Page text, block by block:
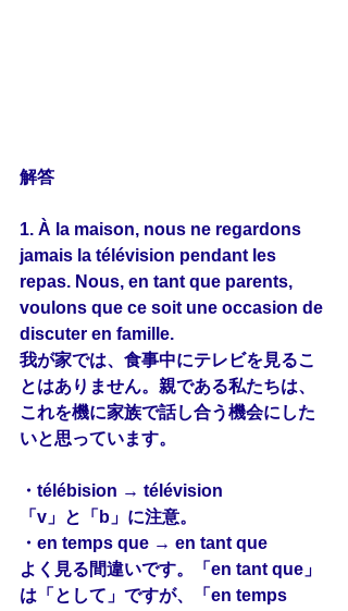
解答
1. À la maison, nous ne regardons
jamais la télévision pendant les
repas. Nous, en tant que parents,
voulons que ce soit une occasion de
discuter en famille.
我が家では、食事中にテレビを見るこ
とはありません。親である私たちは、
これを機に家族で話し合う機会にした
いと思っています。
・télébision → télévision
「v」と「b」に注意。
・en temps que → en tant que
よく見る間違いです。「en tant que」
は「として」ですが、「en temps